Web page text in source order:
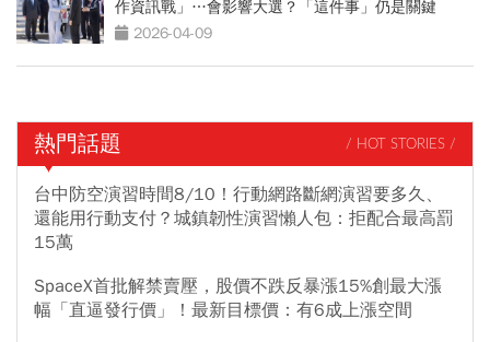
作資訊戰」…會影響大選？「這件事」仍是關鍵
2026-04-09
熱門話題 / HOT STORIES /
台中防空演習時間8/10！行動網路斷網演習要多久、
還能用行動支付？城鎮韌性演習懶人包：拒配合最高罰
15萬
SpaceX首批解禁賣壓，股價不跌反暴漲15%創最大漲
幅「直逼發行價」！最新目標價：有6成上漲空間